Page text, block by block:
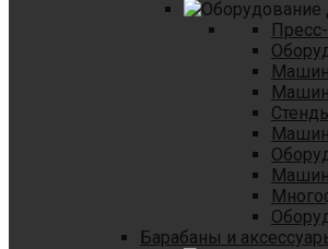
Барабаны и